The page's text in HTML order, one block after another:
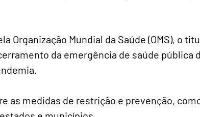
Organização Mundial da Saúde (OMS), o
da emergência de saúde pública
as medidas de restrição e prevenção,